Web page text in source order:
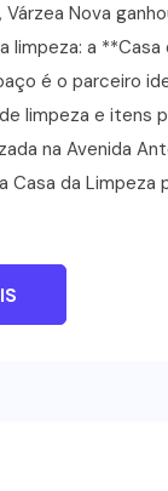
Várzea Nova
limpeza: a **Casa
é o parceiro
limpeza e itens
na Avenida
Casa da